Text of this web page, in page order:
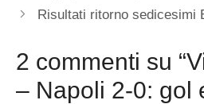
Risultati ritorno sedicesimi
2 commenti su
– Napoli 2-0: gol